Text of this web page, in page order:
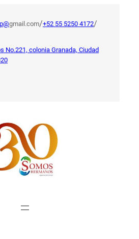
gmail.com/+52 55 5250 4172/
No.221, colonia Granada, Ciudad